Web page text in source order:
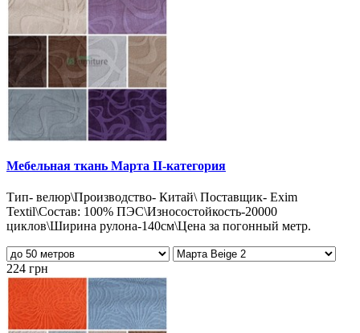
Мебельная ткань Марта II-категория
Тип- велюр\Производство- Китай\ Поставщик- Exim
Textil\Состав: 100% ПЭС\Износостойкость-20000
циклов\Ширина рулона-140см\Цена за погонный метр.
224 грн